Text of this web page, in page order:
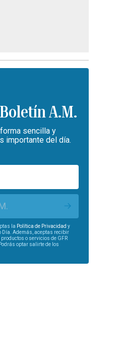
Boletín A.M.
sencilla y
importante del día.
la Política de Privacidad y
Día. Además, aceptas recibir
o servicios de GFR
optar salirte de los